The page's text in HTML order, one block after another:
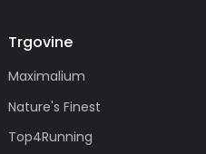
Trgovine
Maximalium
Nature's Finest
Top4Running